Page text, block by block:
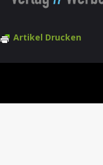
Artikel Drucken